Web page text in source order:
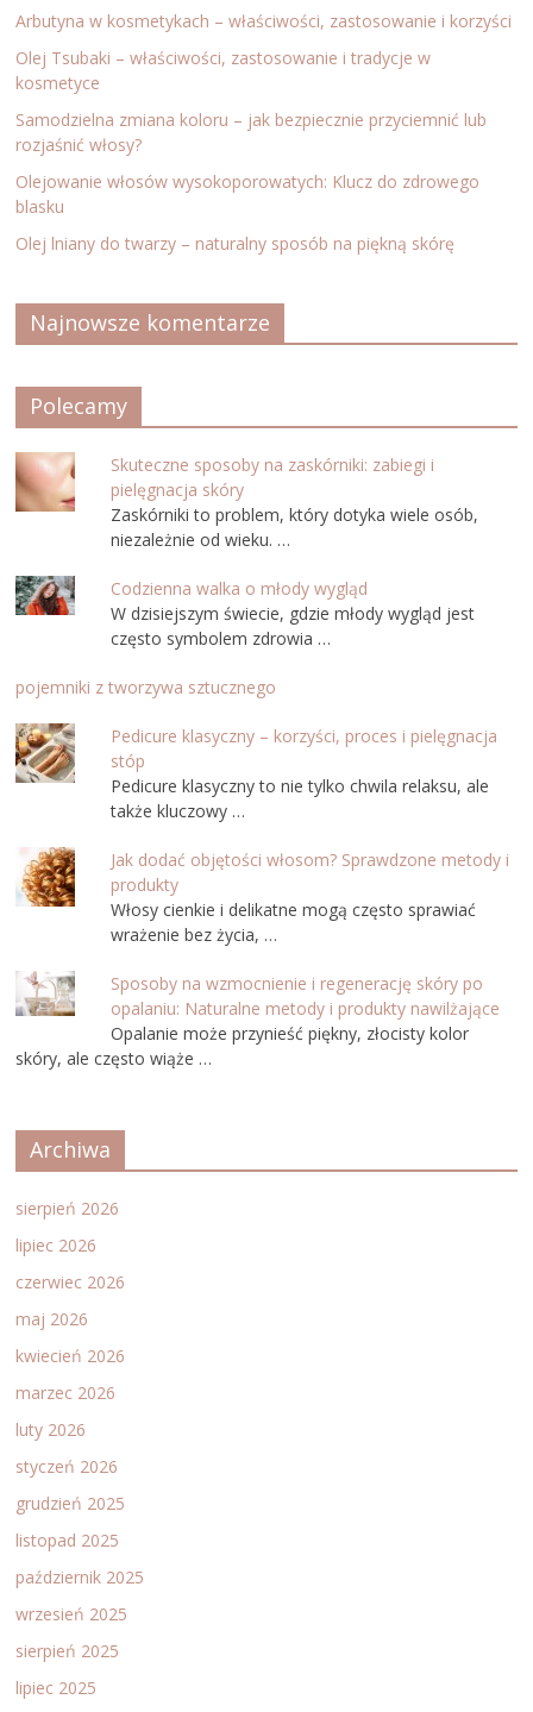
Arbutyna w kosmetykach – właściwości, zastosowanie i korzyści
Olej Tsubaki – właściwości, zastosowanie i tradycje w
kosmetyce
Samodzielna zmiana koloru – jak bezpiecznie przyciemnić lub
rozjaśnić włosy?
Olejowanie włosów wysokoporowatych: Klucz do zdrowego
blasku
Olej lniany do twarzy – naturalny sposób na piękną skórę
Najnowsze komentarze
Polecamy
Skuteczne sposoby na zaskórniki: zabiegi i
pielęgnacja skóry
Zaskórniki to problem, który dotyka wiele osób,
niezależnie od wieku. …
Codzienna walka o młody wygląd
W dzisiejszym świecie, gdzie młody wygląd jest
często symbolem zdrowia …
pojemniki z tworzywa sztucznego
Pedicure klasyczny – korzyści, proces i pielęgnacja
stóp
Pedicure klasyczny to nie tylko chwila relaksu, ale
także kluczowy …
Jak dodać objętości włosom? Sprawdzone metody i
produkty
Włosy cienkie i delikatne mogą często sprawiać
wrażenie bez życia, …
Sposoby na wzmocnienie i regenerację skóry po
opalaniu: Naturalne metody i produkty nawilżające
Opalanie może przynieść piękny, złocisty kolor
skóry, ale często wiąże …
Archiwa
sierpień 2026
lipiec 2026
czerwiec 2026
maj 2026
kwiecień 2026
marzec 2026
luty 2026
styczeń 2026
grudzień 2025
listopad 2025
październik 2025
wrzesień 2025
sierpień 2025
lipiec 2025